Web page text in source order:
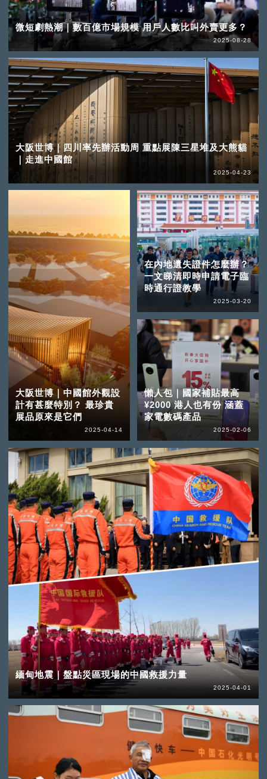
微短劇熱潮｜數百億市場規模 用戶人數比叫外賣更多？
2025-08-28
大阪世博｜四川率先辦活動周 重點展陳三星堆及大熊貓
｜走進中國館
2025-04-23
大阪世博｜中國館外觀設
計有甚麼特別？ 最珍貴
展品原來是它們
2025-04-14
緬甸地震｜盤點災區現場的中國救援力量
2025-04-01
在內地遺失證件怎麼辦？
一文睇清即時申請電子臨
時通行證教學
2025-03-20
懶人包｜國家補貼最高
¥2000 港人也有份 涵蓋
家電數碼產品
2025-02-06